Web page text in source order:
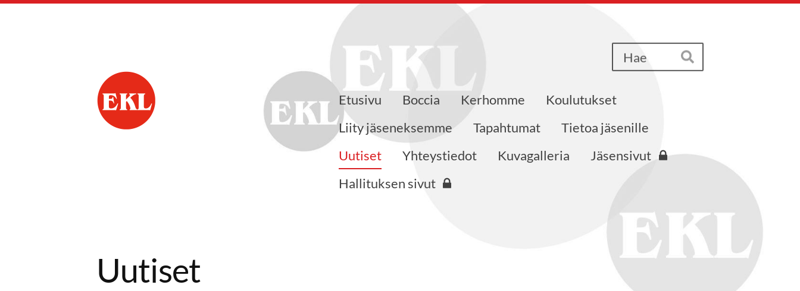
Hae
lieto elakkeensaajat.fi Etusivu Boccia Kerhomme
Koulutukset
Liity jäseneksemme
Tapahtumat
Tietoa jäsenille
Uutiset
Yhteystiedot Kuvagalleria
Jäsensivut
Hallituksen sivut
Uutiset